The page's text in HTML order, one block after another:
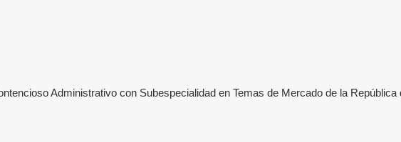
Administrativo con Subespecialidad en Temas de Mercado de la República